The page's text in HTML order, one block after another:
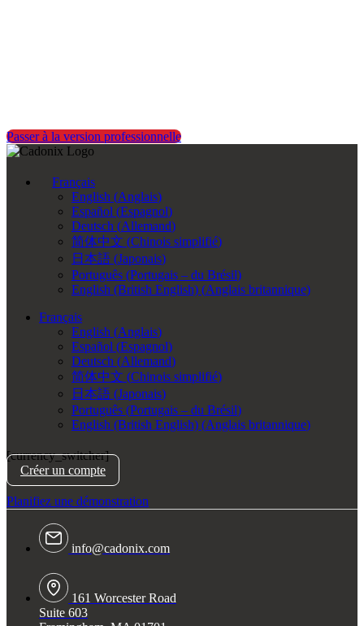
Passer à la version professionnelle
Français
English (Anglais)
Español (Espagnol)
Deutsch (Allemand)
简体中文 (Chinois simplifié)
日本語 (Japonais)
Português (Portugais – du Brésil)
English (British English) (Anglais britannique)
Français
English (Anglais)
Español (Espagnol)
Deutsch (Allemand)
简体中文 (Chinois simplifié)
日本語 (Japonais)
Português (Portugais – du Brésil)
English (British English) (Anglais britannique)
[currency_switcher]
Créer un compte
Planifiez une démonstration
info@cadonix.com
161 Worcester Road
Suite 603